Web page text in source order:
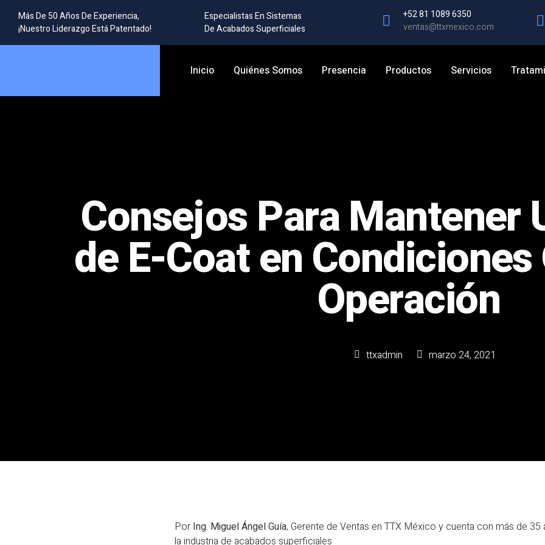
Más De 50 Años De Experiencia,
¡Nuestro Liderazgo Está Patentado!
Especialistas En Sistemas
De Acabados Superficiales
+52 81 1089 6350
ventas@ttxmexico.com
Inicio Quiénes Somos Presencia Productos Servicios
Consejos Para Mantener
de E-Coat en
Operación
ttxadmin marzo 24, 2021
Por Ing. Miguel Ángel Guía, Gerente de Ventas en TTX México y cuenta con más de 35
la industria de acabados superficiales